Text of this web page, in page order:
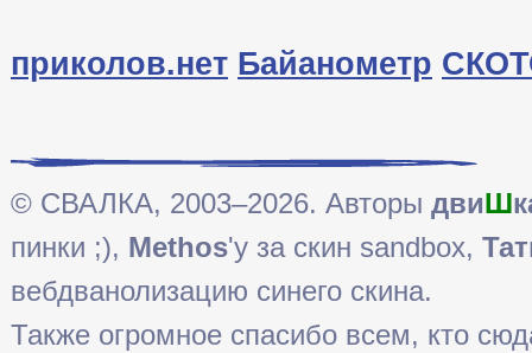
приколов.нет Байанометр
© СВАЛКА, 2003–2026. Авторы двиШ
пинки ;), Methos'у за скин sandbox,
вебдванолизацию синего скина.
Также огромное спасибо всем, кто